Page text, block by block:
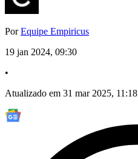
PorEquipe Empiricus
19 jan 2024, 09:30
•
Atualizado em 31 mar 2025, 11:18